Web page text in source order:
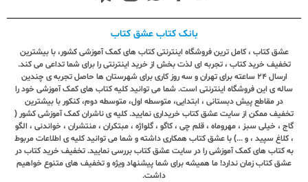
بانک کتاب عشق کتاب
عشق کتاب ، کامل ترین فروشگاه اینترنتی کتاب های کمک آموزشی کشور، با بیشترین
تخفیف خرید کتاب ، تجربه ای لذت بخش از خرید اینترنتی را برای شما تداعی می کند.
ارسال ٢٤ ساعته برای تهران و سه روز کاری برای شهرستان ها حاصل تجربه ی چندین
ساله ی این فروشگاه اینترنتی است. شما می توانید کلیه کتاب های کمک آموزشی خود را
در مقاطع پیش دبستانی ، ابتدایی، متوسطه اول، متوسطه دوم، کنکور با بیشترین
تخفیف ممکن از سایت عشق کتاب خریداری نمایید. کلیه ی ناشران کمک آموزشی کشور (
گاج ، خیلی سبز ، مهروماه ، قلم چی ، کاگو ، گلواژه ، مبتکران ، منتشران ، خواندنی ، الگو
، کلاغ سپید ، و ...) با عشق کتاب همکاری داشته و شما می توانید کلیه ی اطلاعات مربوط
به کتاب های کمک آموزشی را در سایت عشق کتاب بررسی نمایید. تخفیف خرید کتاب در
عشق کتاب زمان ندارد! ما همیشه برای شما پیشنهاد ویژه و تخفیف های متنوع خواهیم
داشت.